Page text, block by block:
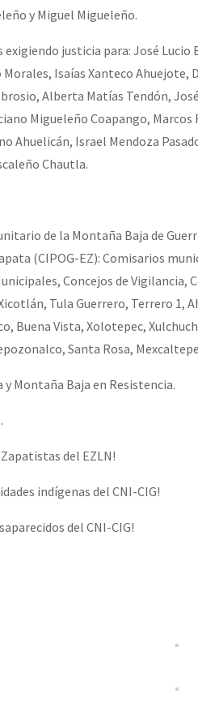
y Miguel Migueleño.
justicia para: José Lucio
Isaías Xanteco Ahuejote,
Alberta Matías Tendón,
Migueleño Coapango, Marcos
Ahuelicán, Israel Mendoza
Chautla.
de la Montaña Baja de
(CIPOG-EZ): Comisarios
Concejos de Vigilancia,
Tula Guerrero, Terrero 1,
Buena Vista, Xolotepec,
Santa Rosa,
Montaña Baja en Resistencia.
del EZLN!
indígenas del CNI-CIG!
del CNI-CIG!